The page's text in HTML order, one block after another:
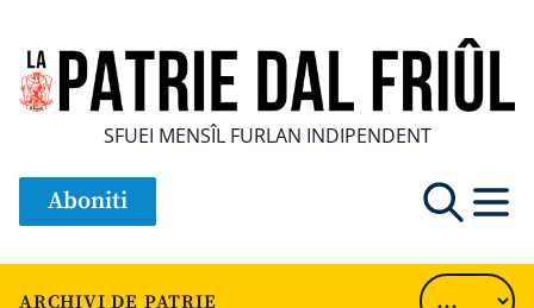
SFUEI MENSÎL FURLAN INDIPENDENT
Aboniti
ARCHIVI DE PATRIE